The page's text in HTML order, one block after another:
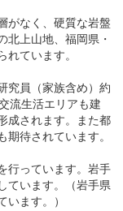
がなく、硬質な岩盤
北上山地、福岡県・
ています。
究員（家族含め）約
流生活エリアも建
成されます。また都
待されています。
行っています。岩手
ています。（岩手県
ます。）